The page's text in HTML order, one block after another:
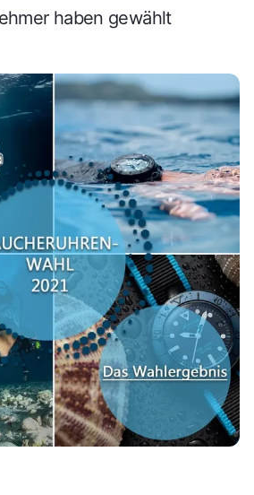
haben gewählt